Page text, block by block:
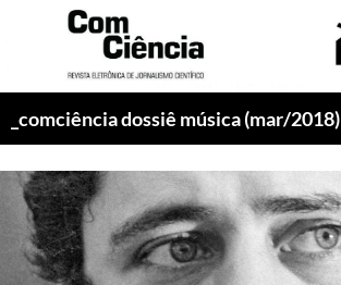
_comciência dossiê música (mar/2018)
O
CONTEÚDO